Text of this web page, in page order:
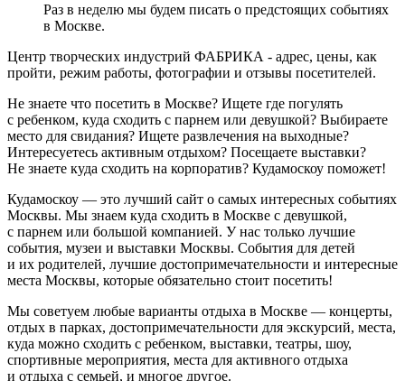
Раз в неделю мы будем писать о предстоящих событиях
в Москве.
Центр творческих индустрий ФАБРИКА - адрес, цены, как
пройти, режим работы, фотографии и отзывы посетителей.
Не знаете что посетить в Москве? Ищете где погулять
с ребенком, куда сходить с парнем или девушкой? Выбираете
место для свидания? Ищете развлечения на выходные?
Интересуетесь активным отдыхом? Посещаете выставки?
Не знаете куда сходить на корпоратив? Кудамоскоу поможет!
Кудамоскоу — это лучший сайт о самых интересных событиях
Москвы. Мы знаем куда сходить в Москве с девушкой,
с парнем или большой компанией. У нас только лучшие
события, музеи и выставки Москвы. События для детей
и их родителей, лучшие достопримечательности и интересные
места Москвы, которые обязательно стоит посетить!
Мы советуем любые варианты отдыха в Москве — концерты,
отдых в парках, достопримечательности для экскурсий, места,
куда можно сходить с ребенком, выставки, театры, шоу,
спортивные мероприятия, места для активного отдыха
и отдыха с семьей, и многое другое.